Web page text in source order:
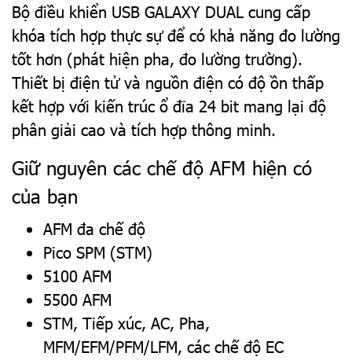
Bộ điều khiển USB GALAXY DUAL cung cấp
khóa tích hợp thực sự để có khả năng đo lường
tốt hơn (phát hiện pha, đo lường trường).
Thiết bị điện tử và nguồn điện có độ ồn thấp
kết hợp với kiến trúc ổ đĩa 24 bit mang lại độ
phân giải cao và tích hợp thông minh.
Giữ nguyên các chế độ AFM hiện có
của bạn
AFM đa chế độ
Pico SPM (STM)
5100 AFM
5500 AFM
STM, Tiếp xúc, AC, Pha,
MFM/EFM/PFM/LFM, các chế độ EC